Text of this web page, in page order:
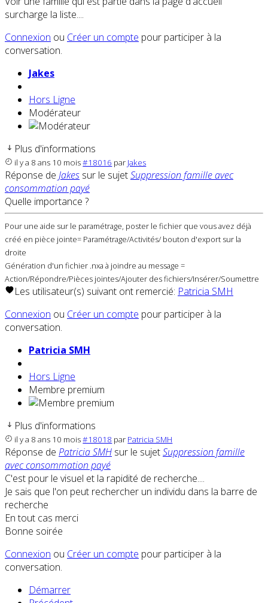
surcharge la liste....
Connexion ou Créer un compte pour participer à la
conversation.
Jakes
Hors Ligne
Modérateur
Plus d'informations
il y a 8 ans 10 mois#18016 par Jakes
Réponse de Jakes sur le sujetSuppression famille avec
consommation payé
Quelle importance ?
Pour une aide sur le paramétrage, poster le fichier que vous avez déjà
créé en pièce jointe= Paramétrage/Activités/ bouton d'export sur la
droite
Génération d'un fichier .nxa à joindre au message =
Action/Répondre/Pièces jointes/Ajouter des fichiers/Insérer/Soumettre
Les utilisateur(s) suivant ont remercié: Patricia SMH
Connexion ou Créer un compte pour participer à la
conversation.
Patricia SMH
Hors Ligne
Membre premium
Plus d'informations
il y a 8 ans 10 mois#18018 par Patricia SMH
Réponse de Patricia SMH sur le sujetSuppression famille
avec consommation payé
C'est pour le visuel et la rapidité de recherche....
Je sais que l'on peut rechercher un individu dans la barre de
recherche
En tout cas merci
Bonne soirée
Connexion ou Créer un compte pour participer à la
conversation.
Démarrer